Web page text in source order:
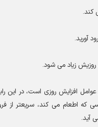
.
آورید.
زیاد می شود.
افزایش روزی است، در این
اطعام می کند، سریعتر از فرو
.